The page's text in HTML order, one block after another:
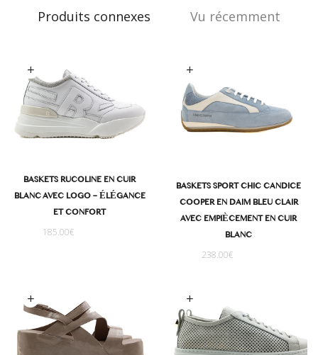
Produits connexes Vu récemment
BASKETS RUCOLINE EN CUIR
BLANC AVEC LOGO – ÉLÉGANCE
ET CONFORT
des options
185.00€
BASKETS SPORT CHIC CANDICE
COOPER EN DAIM BLEU CLAIR
AVEC EMPIÈCEMENT EN CUIR
BLANC
Choix des options
238.00€
des options Choix des options